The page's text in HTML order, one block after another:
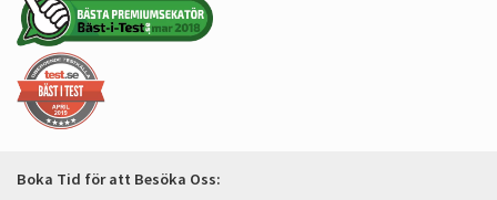
Boka Tid för att Besöka Oss: